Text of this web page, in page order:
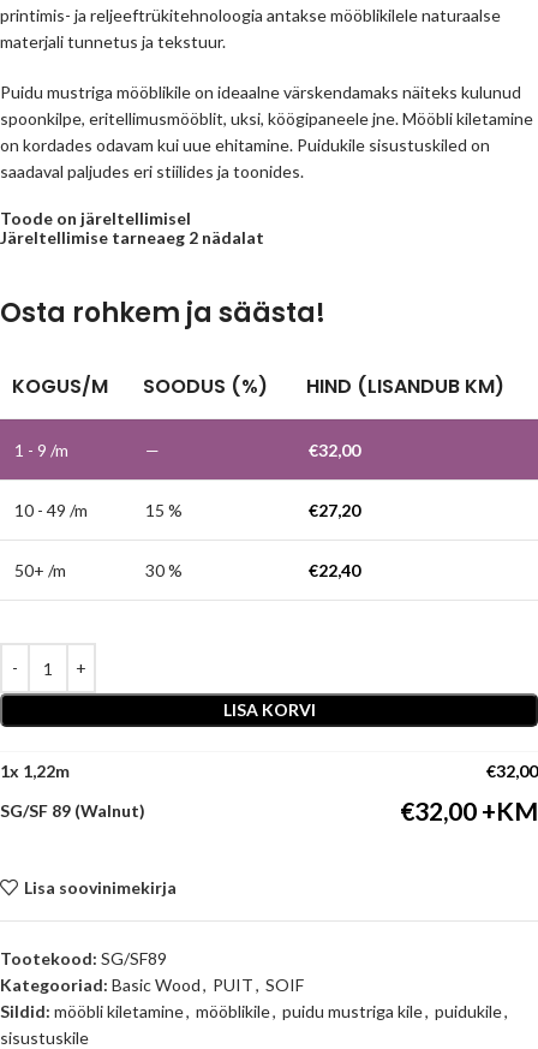
printimis- ja reljeeftrükitehnoloogia antakse mööblikilele naturaalse
materjali tunnetus ja tekstuur.
Puidu mustriga mööblikile on ideaalne värskendamaks näiteks kulunud
spoonkilpe, eritellimusmööblit, uksi, köögipaneele jne. Mööbli kiletamine
on kordades odavam kui uue ehitamine. Puidukile sisustuskiled on
saadaval paljudes eri stiilides ja toonides.
Toode on järeltellimisel
Järeltellimise tarneaeg 2 nädalat
Osta rohkem ja säästa!
KOGUS/M SOODUS (%) HIND (LISANDUB KM)
1 - 9 /m — €32,00
10 - 49 /m 15 % €27,20
50+ /m 30 % €22,40
LISA KORVI
1x €32,00
SG/SF 89 (Walnut)
€32,00
Lisa soovinimekirja
Tootekood: SG/SF89
Kategooriad: Basic Wood, PUIT, SOIF
Sildid: mööbli kiletamine, mööblikile, puidu mustriga kile, puidukile,
sisustuskile